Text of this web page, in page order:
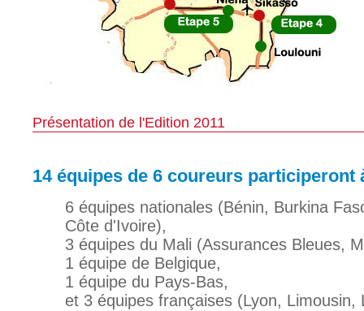
Présentation de l'Edition 2011
14 équipes de 6 coureurs participeront
6 équipes nationales (Bénin, Burkina
Côte d'Ivoire),
3 équipes du Mali (Assurances Bleues,
1 équipe de Belgique,
1 équipe du Pays-Bas,
et 3 équipes françaises (Lyon, Limousin,